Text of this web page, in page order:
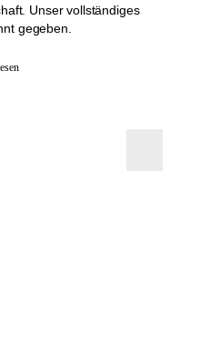
Unser vollständiges
gegeben.